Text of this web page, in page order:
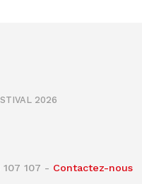
2026
107 - Contactez-nous